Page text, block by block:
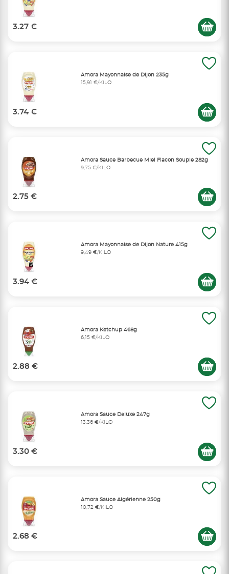
3.27 €
Amora Mayonnaise de Dijon 235g
15,91 €/KILO
3.74 €
Amora Sauce Barbecue Miel Flacon Souple 282g
9,75 €/KILO
2.75 €
Amora Mayonnaise de Dijon Nature 415g
9,49 €/KILO
3.94 €
Amora Ketchup 468g
6,15 €/KILO
2.88 €
Amora Sauce Deluxe 247g
13,36 €/KILO
3.30 €
Amora Sauce Algérienne 250g
10,72 €/KILO
2.68 €